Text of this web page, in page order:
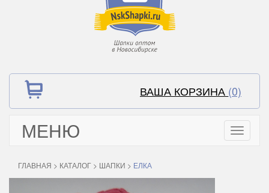
ВАША КОРЗИНА (0)
МЕНЮ
Toggle
ГЛАВНАЯ > КАТАЛОГ > ШАПКИ > ЕЛКА